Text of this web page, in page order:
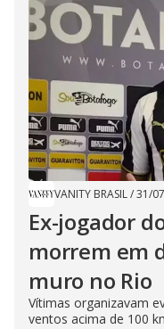
VANITY BRASIL/31/
Ex-jogador
morrem em
muro no Rio
Vítimas organizavam
ventos acima de 100